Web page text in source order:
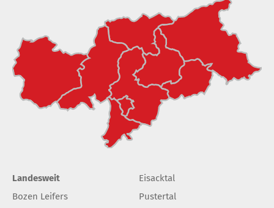
Landesweit
Bozen Leifers
Eisacktal
Pustertal